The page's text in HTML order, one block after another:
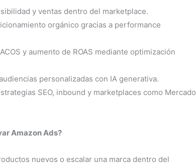
y ventas dentro del marketplace.
orgánico gracias a performance
y aumento de ROAS mediante optimización
personalizadas con IA generativa.
SEO, inbound y marketplaces como Mercado
Amazon Ads?
nuevos o escalar una marca dentro del